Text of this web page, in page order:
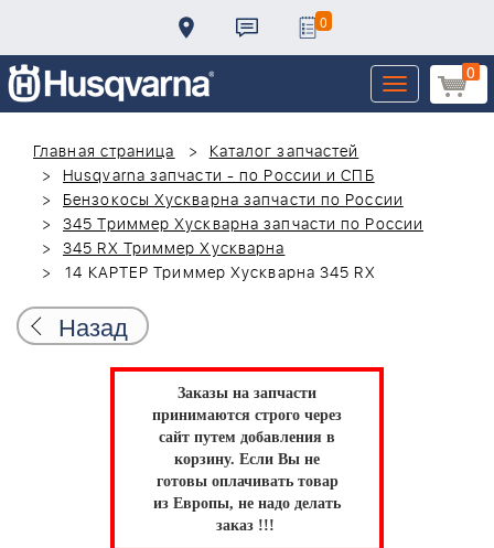
0
0
Toggle
navigation
Главная страница
Каталог запчастей
Husqvarna запчасти - по России и СПБ
Бензокосы Хускварна запчасти по России
345 Триммер Хускварна запчасти по России
345 RX Триммер Хускварна
14 КАРТЕР Триммер Хускварна 345 RX
Назад
Заказы на запчасти
принимаются строго через
сайт путем добавления в
корзину. Если Вы не
готовы оплачивать товар
из Европы, не надо делать
заказ !!!